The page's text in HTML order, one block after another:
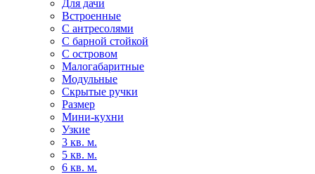
Для дачи
Встроенные
С антресолями
С барной стойкой
С островом
Малогабаритные
Модульные
Скрытые ручки
Размер
Мини-кухни
Узкие
3 кв. м.
5 кв. м.
6 кв. м.